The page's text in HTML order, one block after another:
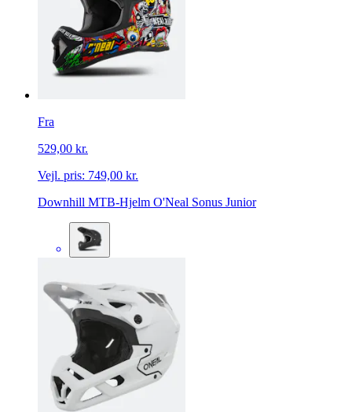
Fra
529,00 kr.
Vejl. pris: 749,00 kr.
Downhill MTB-Hjelm O'Neal Sonus Junior